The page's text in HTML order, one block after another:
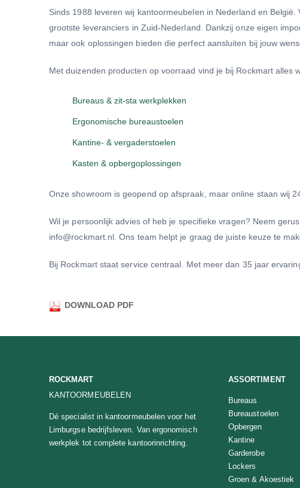
Sinds 1988 leveren wij kantoormeubelen in Nederland en
grootste leveranciers in Zuid-Nederland. Dankzij onze eigen
maar ook oplossingen bieden die perfect aansluiten bij jouw
Met duizenden producten op voorraad vind je bij Rockmart alles
Bureaus & zit-sta werkplekken
Ergonomische bureaustoelen
Kantine- & vergaderstoelen
Kasten & opbergoplossingen
Onze showroom is geopend op afspraak, maar online staan wij
Wil je persoonlijk advies of heb je specifieke vragen? Neem
info@rockmart.nl. Ons team helpt je graag de juiste keuze te
Bij Rockmart staat service centraal. Met meer dan 35 jaar
DOWNLOAD PDF
ROCKMART
KANTOORMEUBELEN
Dé specialist in kantoormeubelen voor het
Limburgse bedrijfsleven. Van ergonomisch
werkplek tot complete kantoorinrichting.
ASSORTIMENT
Bureaus
Bureaustoelen
Opbergen
Kantine
Garderobe
Lockers
Groen & Akoestiek